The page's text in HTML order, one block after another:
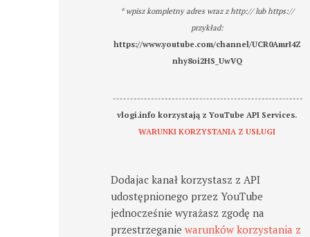
* wpisz kompletny adres wraz z http:// lub https://
przykład:
https://www.youtube.com/channel/UCR0AmrI4Z
nhy8oi2HS_UwVQ
-------------------------------------------------------
vlogi.info korzystają z YouTube API Services.
WARUNKI KORZYSTANIA Z USŁUGI
Dodajac kanał korzystasz z API
udostępnionego przez YouTube
jednocześnie wyrażasz zgodę na
przestrzeganiewarunków korzystania z